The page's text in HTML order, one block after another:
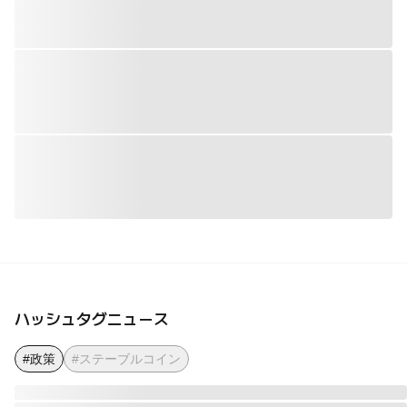
ハッシュタグニュース
#政策 #ステーブルコイン